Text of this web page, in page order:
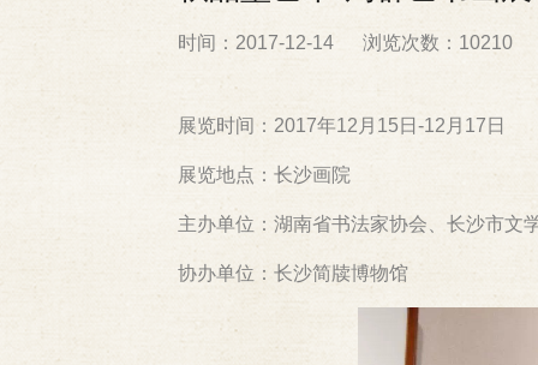
时间：2017-12-14 浏览次数：10210
展览时间：2017年12月15日-12月17日
展览地点：长沙画院
主办单位：湖南省书法家协会、长沙市文
协办单位：长沙简牍博物馆